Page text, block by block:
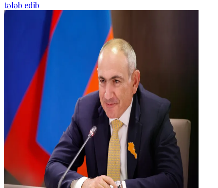
tələb edib